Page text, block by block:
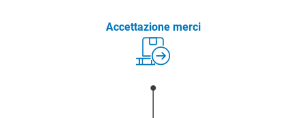
Accettazione merci